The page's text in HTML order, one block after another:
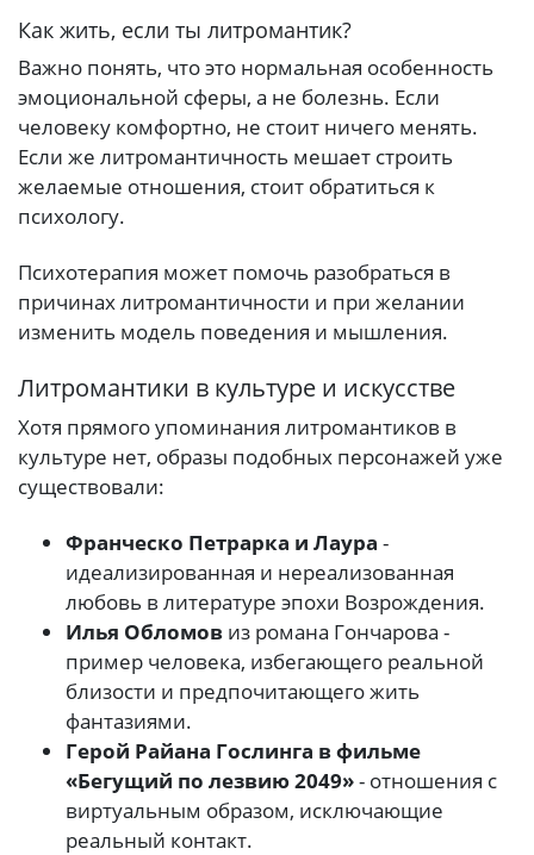
Как жить, если ты литромантик?
Важно понять, что это нормальная особенность
эмоциональной сферы, а не болезнь. Если
человеку комфортно, не стоит ничего менять.
Если же литромантичность мешает строить
желаемые отношения, стоит обратиться к
психологу.
Психотерапия может помочь разобраться в
причинах литромантичности и при желании
изменить модель поведения и мышления.
Литромантики в культуре и искусстве
Хотя прямого упоминания литромантиков в
культуре нет, образы подобных персонажей уже
существовали:
Франческо Петрарка и Лаура -
идеализированная и нереализованная
любовь в литературе эпохи Возрождения.
Илья Обломов из романа Гончарова -
пример человека, избегающего реальной
близости и предпочитающего жить
фантазиями.
Герой Райана Гослинга в фильме
«Бегущий по лезвию 2049»- отношения с
виртуальным образом, исключающие
реальный контакт.